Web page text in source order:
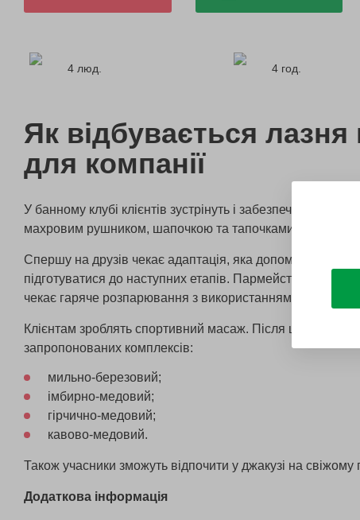
4 люд. 4 год.
Як відбувається
для компанії
У банному клубі клієнтів зустрінуть і забезпечать усім
махровим рушником, шапочкою та тапочками.
Спершу на друзів чекає адаптація, яка допоможе
підготуватися до наступних етапів. Пармейстер нажене
чекає гаряче розпарювання з використанням дубових і
Клієнтам зроблять спортивний масаж. Після цього кожен
запропонованих комплексів:
мильно-березовий;
імбирно-медовий;
гірчично-медовий;
кавово-медовий.
Також учасники зможуть відпочити у джакузі на свіжому
Додаткова інформація